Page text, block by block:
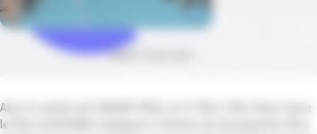
Publié le 13 mars 2024
Avec le soutien de l’ADEME PACA, la CCI Nice Côte d’Azur lance
le Plan de Mobilité Employeur Commun de l’écoquartier Nice